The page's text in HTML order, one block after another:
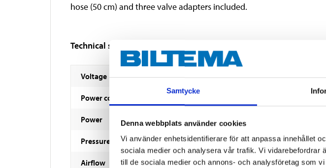
Samtycke
Denna webbplats använder cookies
Vi använder enhetsidentifierare för att anpassa innehållet
sociala medier och analysera vår trafik. Vi vidarebefordrar
till de sociala medier och annons- och analysföretag som
hose (50 cm) and three valve adapters included.
Technical specifications
Voltage
Power consumption
Power
Pressure
Airflow